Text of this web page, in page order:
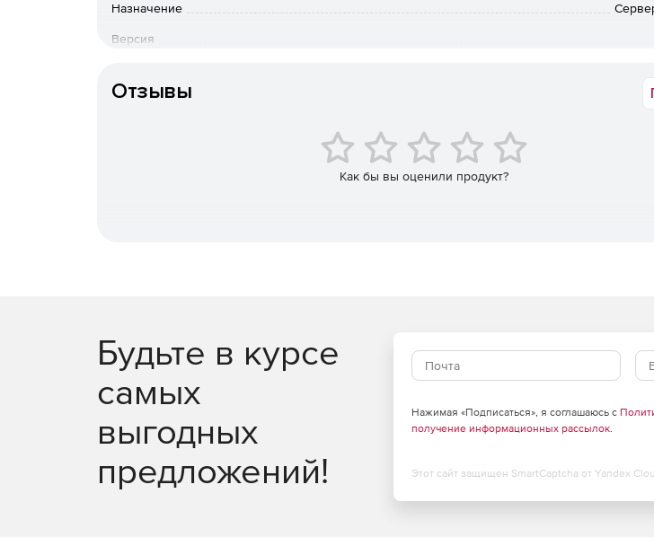
возможностей. Она включает в себя функцию безопасной установки и удобного
альтернативными программами и инструментами, которые оптимизируют рабочий
производительность.
В состав операционной системы входят наборы приложений для ежедневной работы:
управления базами данных, электронная почта, пакеты ПО для web-серверов и почтовых
офисные программы, графические средства для работы с мультимедиа и изображениями.
Техническая поддержка Astra Linux Edition Special распространяется на:
Назначение
Версия
Отзывы
Как бы вы оценили продукт?
Будьте в курсе
самых
выгодных
предложений!
Нажимая «Подписаться», я соглашаюсь с
получение информационных рассылок.
Этот сайт защищен SmartCaptcha от Yandex